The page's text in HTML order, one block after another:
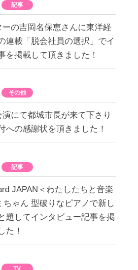
記事
の吉岡名保恵さんに東洋経
連載「脱会社員の選択」でイ
を掲載して頂きました！
その他
にて都城市長が来て下さり
への感謝状を頂きました！
記事
JAPAN＜わたしたちと音楽
ちゃん 型破りなピアノで新し
題してインタビュー記事を掲
た！
TV